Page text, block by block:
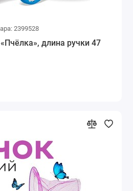
2399528
длина ручки 47